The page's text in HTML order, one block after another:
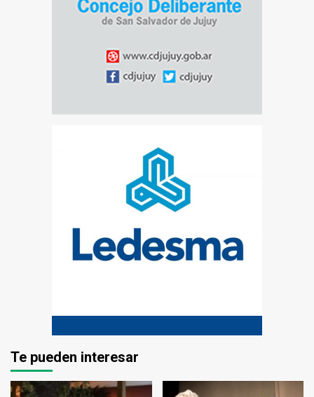
Te pueden interesar